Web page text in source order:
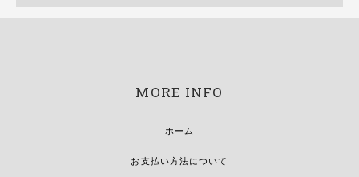
MORE INFO
ホーム
お支払い方法について